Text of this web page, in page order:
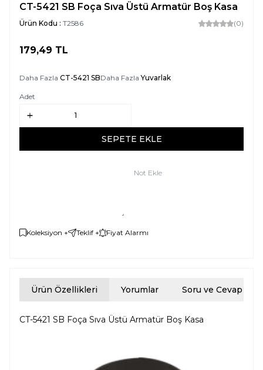
CT-5421 SB Foça Sıva Üstü Armatür Boş Kasa
Ürün Kodu : T2586 (0)
179,49 TL
Daha Fazla CT-5421 SBDaha FazlaYuvarlak
Adet
SEPETE EKLE
Not Ekle
Koleksiyon + Teklif + Fiyat Alarmı
Ürün Özellikleri Yorumlar Soru ve Cevap
CT-5421 SB Foça Sıva Üstü Armatür Boş Kasa